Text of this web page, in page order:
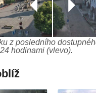
z posledního
hodinami (vlevo).